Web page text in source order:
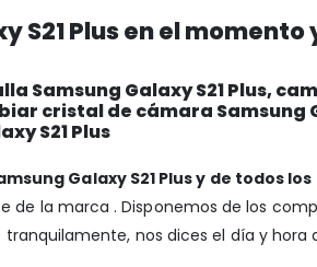
S21 Plus en el
Samsung Galaxy S21 Plus,
cristal de cámara Samsung
S21 Plus
Galaxy S21 Plus y de todos
la marca . Disponemos de los
nos dices el día y